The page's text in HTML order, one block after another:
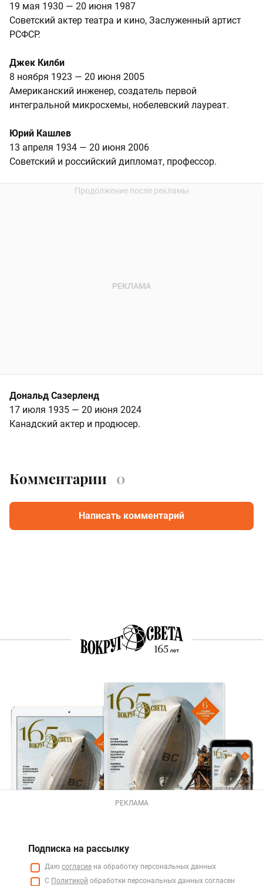
19 мая 1930 — 20 июня 1987
Советский актер театра и кино, Заслуженный артист
РСФСР.
Джек Килби
8 ноября 1923 — 20 июня 2005
Американский инженер, создатель первой
интегральной микросхемы, нобелевский лауреат.
Юрий Кашлев
13 апреля 1934 — 20 июня 2006
Советский и российский дипломат, профессор.
Дональд Сазерленд
17 июля 1935 — 20 июня 2024
Канадский актер и продюсер.
Комментарии 0
Написать комментарий
РЕКЛАМА
Подписка на рассылку
Даю согласие на обработку персональных данных
С Политикой обработки персональных данных согласен